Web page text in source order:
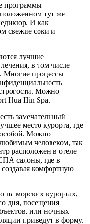
программы
тут же
И как
свежие соки и
лучшие
в том числе
Многие процессы
Можно
Hua Hin Spa.
замечательный
место курорта, где
особой. Можно
человеком, так
расположен в отеле
салоны, где в
комфортную
на морских курортах,
дня, посещения
или ночных
приведут в форму.